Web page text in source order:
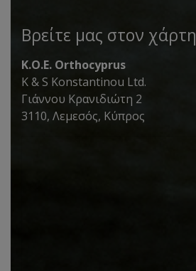
Βρείτε μας στον χάρτη
K.O.E. Orthocyprus
K & S Konstantinou Ltd.
Γιάννου Κρανιδιώτη 2
3110, Λεμεσός, Κύπρος